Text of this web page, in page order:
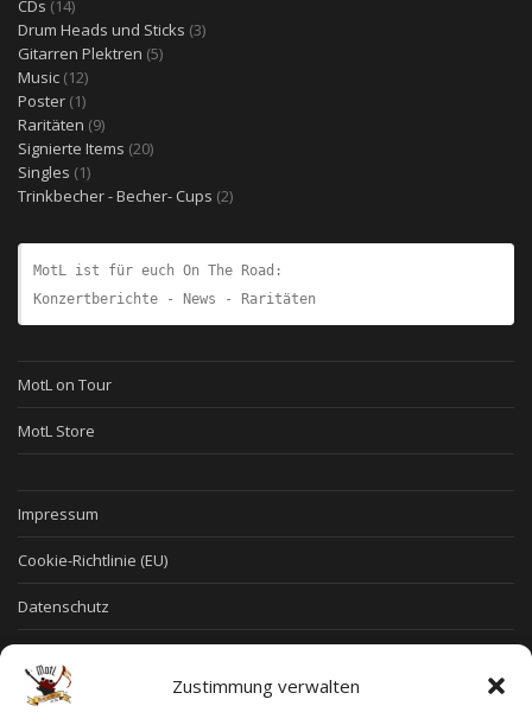
Zustimmung verwalten
CDs 1414
Produkte
Drum Heads und Sticks 33
Gitarren Plektren 55
Music 1212
Produkte
Poster 11
Produkt
Raritäten 99
Produkte
Signierte Items 2020
Singles 11
Produkt
Trinkbecher - Becher- Cups 22
MotL ist für euch On The Road:
Konzertberichte - News - Raritäten
MotL on Tour
MotL Store
Impressum
Cookie-Richtlinie (EU)
Datenschutz
Widerruf